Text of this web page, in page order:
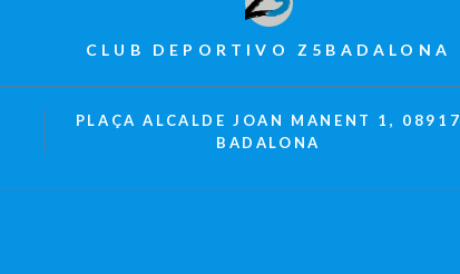
CLUB DEPORTIVO Z5BADALONA
PLAÇA ALCALDE JOAN MANENT 1, 08917
BADALONA